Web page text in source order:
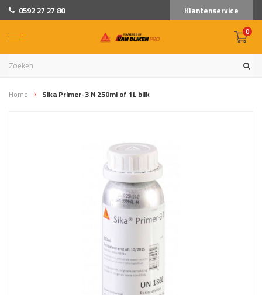
0592 27 27 80 Klantenservice
0
Home Sika Primer-3 N 250ml of 1L blik